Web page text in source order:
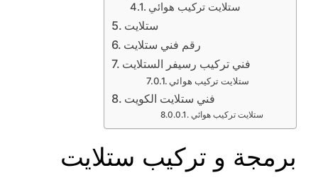
ستلايت تركيب هوائي
ستلايت
رقم فني ستلايت
فني تركيب رسيفر الستلايت
ستلايت تركيب هوائي
فني ستلايت الكويت
ستلايت تركيب هوائي
برمجة و تركيب ستلايت